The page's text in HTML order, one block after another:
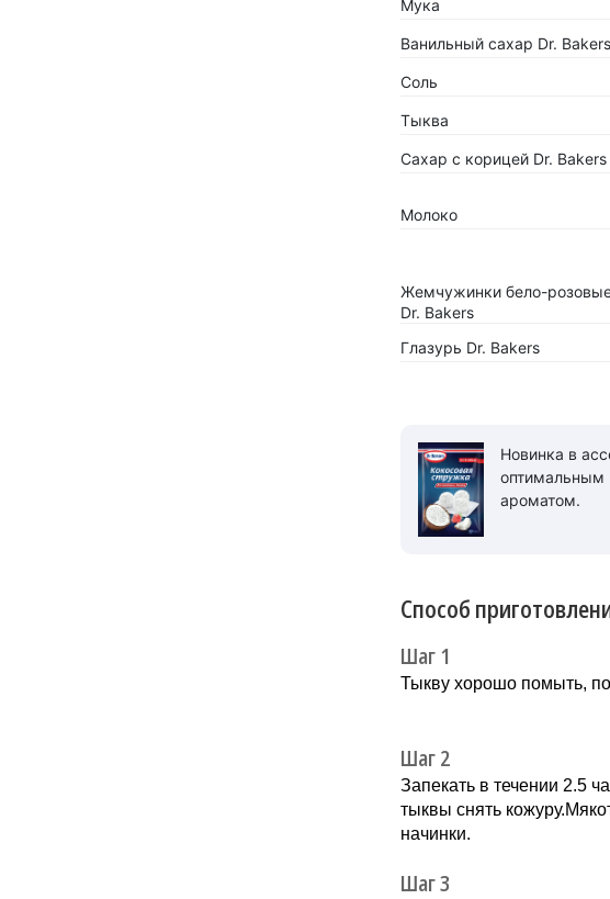
Мука
Ванильный сахар Dr. Bakers
Соль
Тыква
Сахар с корицей Dr. Bakers
Молоко
Жемчужинки бело-
Dr. Bakers
Глазурь Dr. Bakers
Новинка в
ароматом.
Способ
Шаг 1
Тыкву хорошо помыть,
Шаг 2
Запекать в течении 2.5
тыквы снять
начинки.
Шаг 3